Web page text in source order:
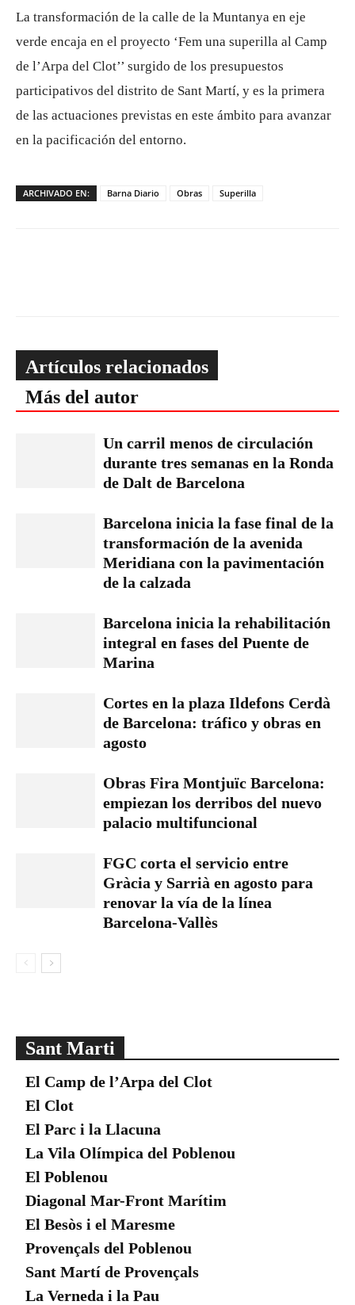
La transformación de la calle de la Muntanya en eje
verde encaja en el proyecto ‘Fem una superilla al Camp
de l’Arpa del Clot’’ surgido de los presupuestos
participativos del distrito de Sant Martí, y es la primera
de las actuaciones previstas en este ámbito para avanzar
en la pacificación del entorno.
ARCHIVADO EN: Barna Diario Obras Superilla
Artículos relacionados
Más del autor
Un carril menos de circulación
durante tres semanas en la Ronda
de Dalt de Barcelona
Barcelona inicia la fase final de la
transformación de la avenida
Meridiana con la pavimentación
de la calzada
Barcelona inicia la rehabilitación
integral en fases del Puente de
Marina
Cortes en la plaza Ildefons Cerdà
de Barcelona: tráfico y obras en
agosto
Obras Fira Montjuïc Barcelona:
empiezan los derribos del nuevo
palacio multifuncional
FGC corta el servicio entre
Gràcia y Sarrià en agosto para
renovar la vía de la línea
Barcelona-Vallès
Sant Marti
El Camp de l’Arpa del Clot
El Clot
El Parc i la Llacuna
La Vila Olímpica del Poblenou
El Poblenou
Diagonal Mar-Front Marítim
El Besòs i el Maresme
Provençals del Poblenou
Sant Martí de Provençals
La Verneda i la Pau